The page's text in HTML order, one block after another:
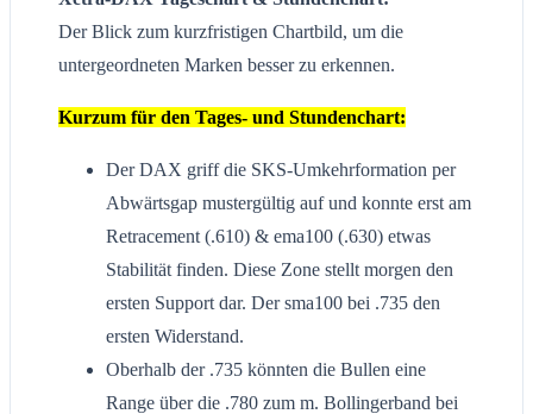
Der Blick zum kurzfristigen Chartbild, um die
untergeordneten Marken besser zu erkennen.
Kurzum für den Tages- und Stundenchart:
Der DAX griff die SKS-Umkehrformation per
Abwärtsgap mustergültig auf und konnte erst am
Retracement (.610) & ema100 (.630) etwas
Stabilität finden. Diese Zone stellt morgen den
ersten Support dar. Der sma100 bei .735 den
ersten Widerstand.
Oberhalb der .735 könnten die Bullen eine
Range über die .780 zum m. Bollingerband bei